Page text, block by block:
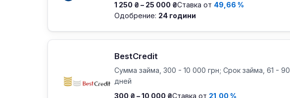
1 250 ₴ – 25 000 ₴Ставка от 49,66 %
Одобрение: 24 години
BestCredit
Сумма займа, 300 - 10 000 грн; Срок займа, 61 - 90
дней
300 ₴ – 10 000 ₴Ставка от 21,00 %